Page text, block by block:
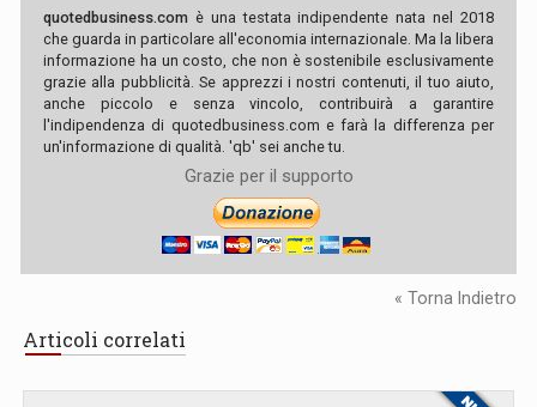
quotedbusiness.com è una testata indipendente nata nel 2018
che guarda in particolare all'economia internazionale. Ma la libera
informazione ha un costo, che non è sostenibile esclusivamente
grazie alla pubblicità. Se apprezzi i nostri contenuti, il tuo aiuto,
anche piccolo e senza vincolo, contribuirà a garantire
l'indipendenza di quotedbusiness.com e farà la differenza per
un'informazione di qualità. 'qb' sei anche tu.
Grazie per il supporto
« Torna Indietro
Articoli correlati